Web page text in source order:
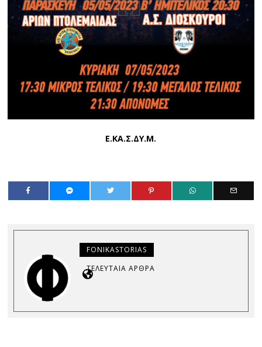
Ε.ΚΑ.Σ.ΔΥ.Μ.
FONIKASTORIAS
ΤΕΛΕΥΤΑΊΑ ΆΡΘΡΑ